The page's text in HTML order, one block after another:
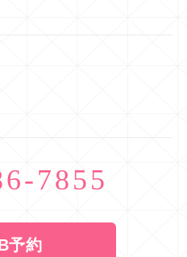
7855
予約